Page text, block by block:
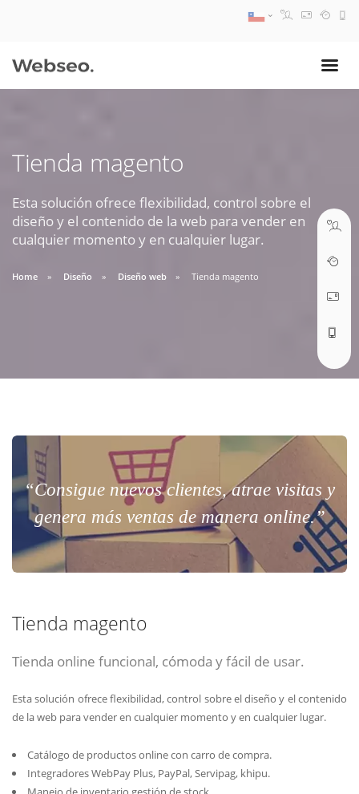
Tienda magento
Esta solución ofrece flexibilidad, control sobre el
diseño y el contenido de la web para vender en
cualquier momento y en cualquier lugar.
Home Diseño Diseño web Tienda magento
“Consigue nuevos clientes, atrae visitas y
genera más ventas de manera online.”
Tienda magento
Tienda online funcional, cómoda y fácil de usar.
Esta solución ofrece flexibilidad, control sobre el diseño y el contenido
de la web para vender en cualquier momento y en cualquier lugar.
Catálogo de productos online con carro de compra.
Integradores WebPay Plus, PayPal, Servipag, khipu.
09:30 AM A 18:30 PM
soporte@webseo.cl
ABRIR TICKET